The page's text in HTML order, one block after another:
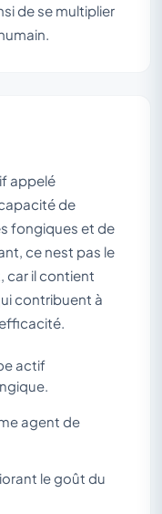
de se multiplier
appelé
de
fongiques et de
ce nest pas le
car il contient
contribuent à
actif
agent de
le goût du